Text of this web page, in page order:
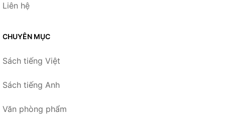
Liên hệ
CHUYÊN MỤC
Sách tiếng Việt
Sách tiếng Anh
Văn phòng phẩm